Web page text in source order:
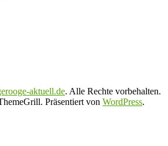
aktuell.de. Alle Rechte vorbehalten.
Präsentiert von WordPress.